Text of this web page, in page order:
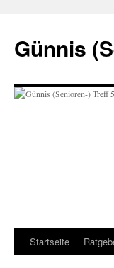
springen
Günnis
Startseite